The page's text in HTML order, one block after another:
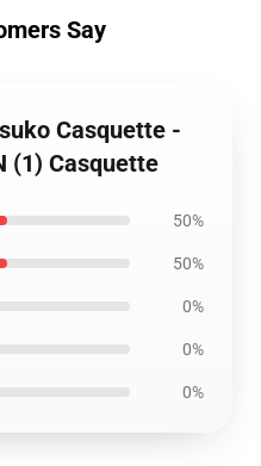
Say
Casquette -
(1) Casquette
50%
50%
0%
0%
0%